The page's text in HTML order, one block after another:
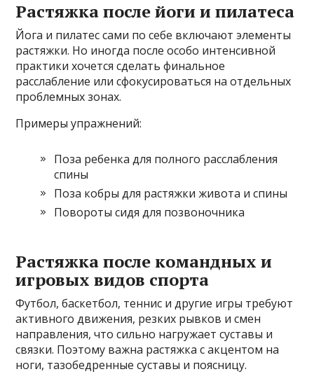
Растяжка после йоги и пилатеса
Йога и пилатес сами по себе включают элементы
растяжки. Но иногда после особо интенсивной
практики хочется сделать финальное
расслабление или сфокусироваться на отдельных
проблемных зонах.
Примеры упражнений:
Поза ребенка для полного расслабления
спины
Поза кобры для растяжки живота и спины
Повороты сидя для позвоночника
Растяжка после командных и
игровых видов спорта
Футбол, баскетбол, теннис и другие игры требуют
активного движения, резких рывков и смен
направления, что сильно нагружает суставы и
связки. Поэтому важна растяжка с акцентом на
ноги, тазобедренные суставы и поясницу.